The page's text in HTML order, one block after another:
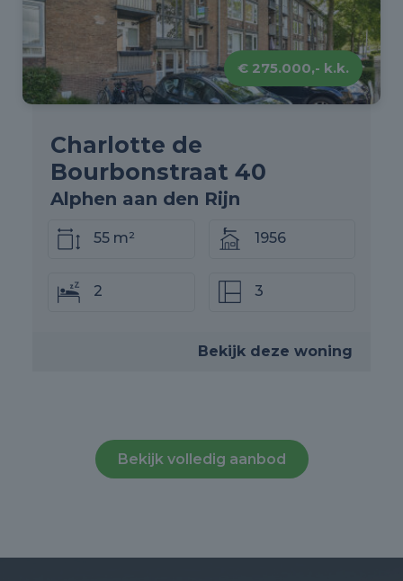
€ 275.000,- k.k.
Charlotte de
Bourbonstraat 40
Alphen aan den Rijn
55 m² 1956
2 3
Bekijk deze woning
Bekijk volledig aanbod